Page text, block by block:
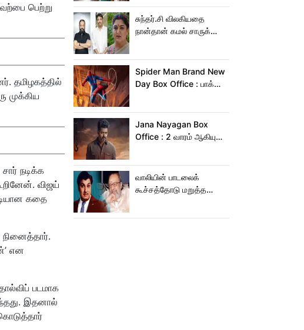
பெற்று
தமிழகத்தில்
முக்கிய
நடிக்க
விஜய்
கதை
என
படமாக
இதனால்
சுந்தர்.சி விலகியதை
நான்தான் கமல் சாருக்கே
Spider Man Brand New
Day Box Office : பாக்ஸ்
டே!
Jana Nayagan Box
Office : 2 வாரம் ஆகியும்
வாலியின் பாடலைக்
கூச்சத்தோடு மறுத்த